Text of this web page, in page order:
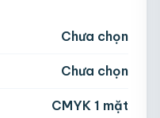
+ hộp
Chưa chọn
Chưa chọn
CMYK 1 mặt